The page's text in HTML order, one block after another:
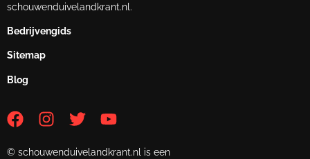
schouwenduivelandkrant.nl.
Bedrijvengids
Sitemap
Blog
© schouwenduivelandkrant.nl is een